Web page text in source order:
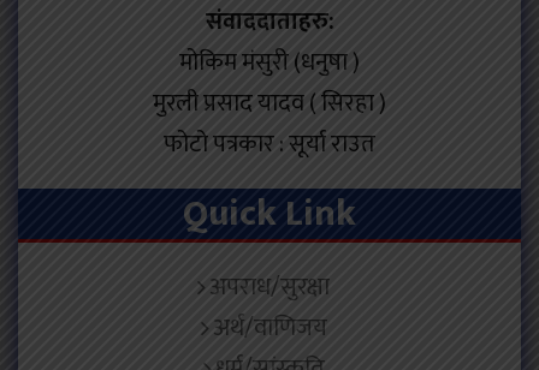
संवाददाताहरु:
मोकिम मंसुरी (धनुषा )
मुरली प्रसाद यादव ( सिरहा )
फोटो पत्रकार : सूर्या राउत
Quick Link
अपराध/सुरक्षा
अर्थ/वाणिजय